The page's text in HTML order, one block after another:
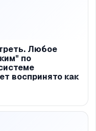
Любое
по
воспринято как